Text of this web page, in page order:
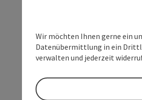
Wir möchten Ihnen gerne ein
Datenübermittlung in ein
verwalten und jederzeit